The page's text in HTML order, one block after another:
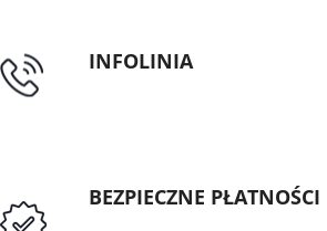
INFOLINIA
BEZPIECZNE PŁATNOŚCI